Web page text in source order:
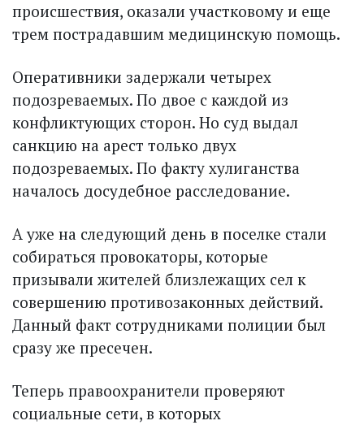
происшествия, оказали участковому и еще
трем пострадавшим медицинскую помощь.
Оперативники задержали четырех
подозреваемых. По двое с каждой из
конфликтующих сторон. Но суд выдал
санкцию на арест только двух
подозреваемых. По факту хулиганства
началось досудебное расследование.
А уже на следующий день в поселке стали
собираться провокаторы, которые
призывали жителей близлежащих сел к
совершению противозаконных действий.
Данный факт сотрудниками полиции был
сразу же пресечен.
Теперь правоохранители проверяют
социальные сети, в которых